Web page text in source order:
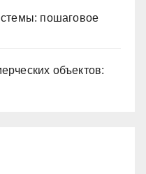
пошаговое
объектов: